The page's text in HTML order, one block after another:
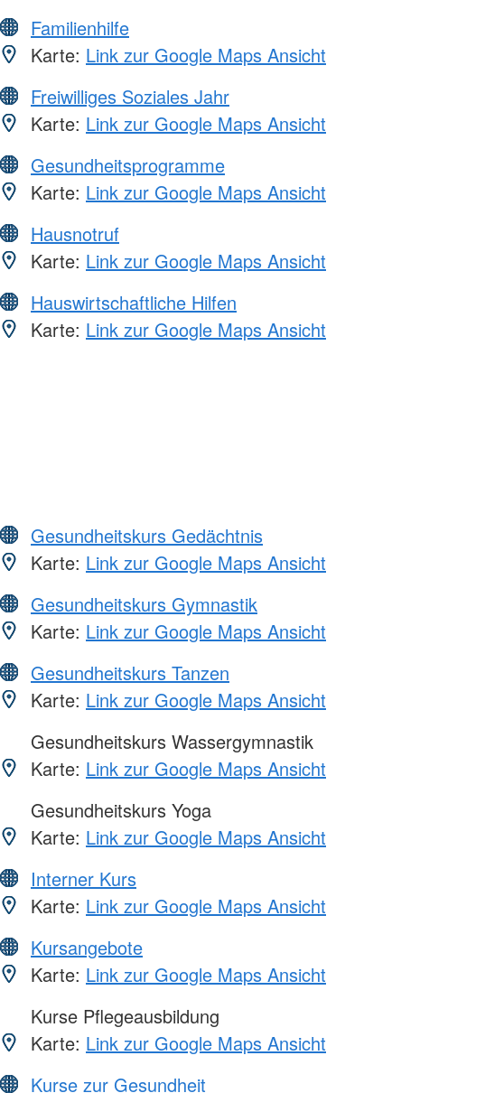
Familienhilfe
Karte: Link zur Google Maps Ansicht
Freiwilliges Soziales Jahr
Karte: Link zur Google Maps Ansicht
Gesundheitsprogramme
Karte: Link zur Google Maps Ansicht
Hausnotruf
Karte: Link zur Google Maps Ansicht
Hauswirtschaftliche Hilfen
Karte: Link zur Google Maps Ansicht
Gesundheitskurs Gedächtnis
Karte: Link zur Google Maps Ansicht
Gesundheitskurs Gymnastik
Karte: Link zur Google Maps Ansicht
Gesundheitskurs Tanzen
Karte: Link zur Google Maps Ansicht
Gesundheitskurs Wassergymnastik
Karte: Link zur Google Maps Ansicht
Gesundheitskurs Yoga
Karte: Link zur Google Maps Ansicht
Interner Kurs
Karte: Link zur Google Maps Ansicht
Kursangebote
Karte: Link zur Google Maps Ansicht
Kurse Pflegeausbildung
Karte: Link zur Google Maps Ansicht
Kurse zur Gesundheit